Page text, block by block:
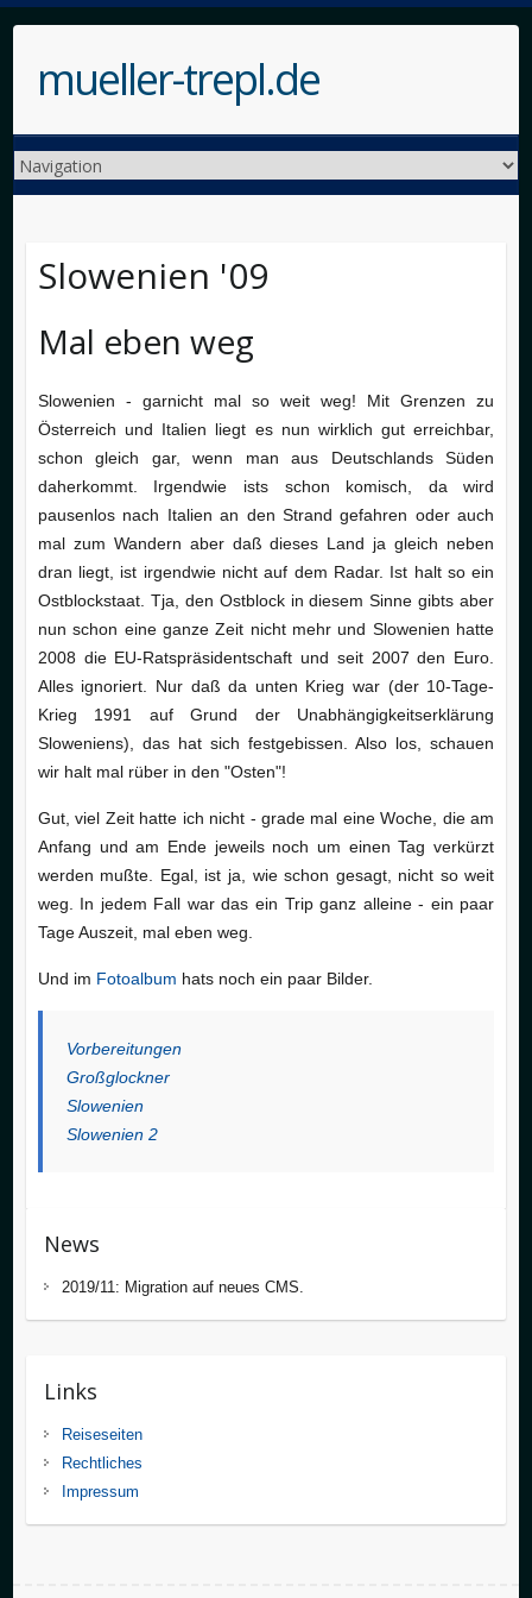
mueller-trepl.de
Slowenien '09
Mal eben weg
Slowenien - garnicht mal so weit weg! Mit Grenzen zu
Österreich und Italien liegt es nun wirklich gut erreichbar,
schon gleich gar, wenn man aus Deutschlands Süden
daherkommt. Irgendwie ists schon komisch, da wird
pausenlos nach Italien an den Strand gefahren oder auch
mal zum Wandern aber daß dieses Land ja gleich neben
dran liegt, ist irgendwie nicht auf dem Radar. Ist halt so ein
Ostblockstaat. Tja, den Ostblock in diesem Sinne gibts aber
nun schon eine ganze Zeit nicht mehr und Slowenien hatte
2008 die EU-Ratspräsidentschaft und seit 2007 den Euro.
Alles ignoriert. Nur daß da unten Krieg war (der 10-Tage-
Krieg 1991 auf Grund der Unabhängigkeitserklärung
Sloweniens), das hat sich festgebissen. Also los, schauen
wir halt mal rüber in den "Osten"!
Gut, viel Zeit hatte ich nicht - grade mal eine Woche, die am
Anfang und am Ende jeweils noch um einen Tag verkürzt
werden mußte. Egal, ist ja, wie schon gesagt, nicht so weit
weg. In jedem Fall war das ein Trip ganz alleine - ein paar
Tage Auszeit, mal eben weg.
Und im Fotoalbum hats noch ein paar Bilder.
Vorbereitungen
Großglockner
Slowenien
Slowenien 2
News
2019/11: Migration auf neues CMS.
Links
Reiseseiten
Rechtliches
Impressum